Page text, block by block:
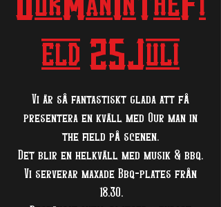
eld 25Juli
Vi är så fantastiskt glada att få
presentera en kväll med Our man in
the field på scenen.
Det blir en helkväll med musik & bbq.
Vi serverar maxade Bbq-plates från
18.30.